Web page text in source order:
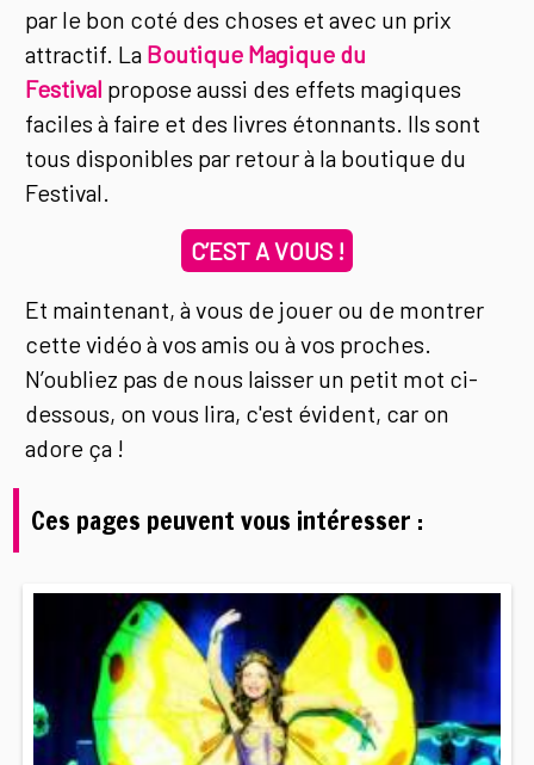
par le bon coté des choses et avec un prix
attractif. La Boutique Magique du
Festival propose aussi des effets magiques
faciles à faire et des livres étonnants. Ils sont
tous disponibles par retour à la boutique du
Festival.
C’EST A VOUS !
Et maintenant, à vous de jouer ou de montrer
cette vidéo à vos amis ou à vos proches.
N’oubliez pas de nous laisser un petit mot ci-
dessous, on vous lira, c'est évident, car on
adore ça !
Ces pages peuvent vous intéresser :